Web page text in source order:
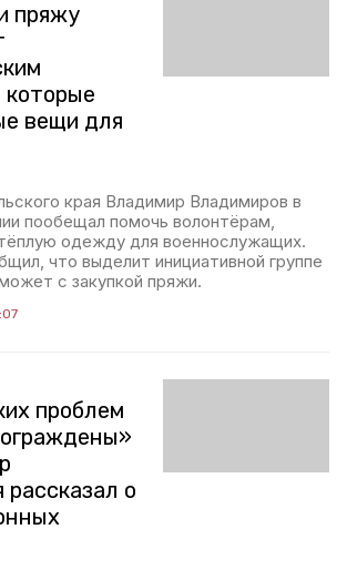
пряжу
которые
вещи для
края Владимир Владимиров в
пообещал помочь волонтёрам,
одежду для военнослужащих.
что выделит инициативной группе
с закупкой пряжи.
проблем
рассказал о